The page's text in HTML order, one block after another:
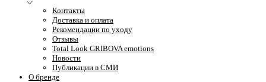
Контакты
Доставка и оплата
Рекомендации по уходу
Отзывы
Total Look GRIBOVA emotions
Новости
Публикации в СМИ
О бренде